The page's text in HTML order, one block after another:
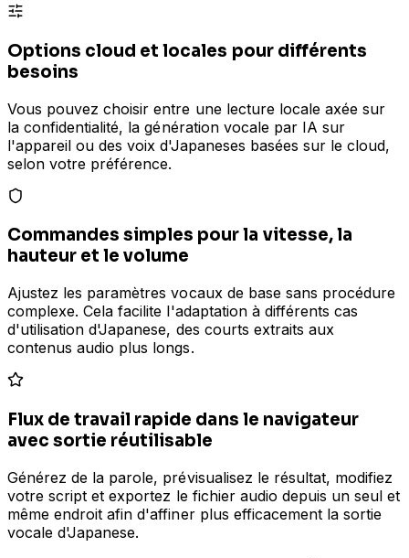
Options cloud et locales pour différents
besoins
Vous pouvez choisir entre une lecture locale axée sur
la confidentialité, la génération vocale par IA sur
l'appareil ou des voix d'Japaneses basées sur le cloud,
selon votre préférence.
Commandes simples pour la vitesse, la
hauteur et le volume
Ajustez les paramètres vocaux de base sans procédure
complexe. Cela facilite l'adaptation à différents cas
d'utilisation d'Japanese, des courts extraits aux
contenus audio plus longs.
Flux de travail rapide dans le navigateur
avec sortie réutilisable
Générez de la parole, prévisualisez le résultat, modifiez
votre script et exportez le fichier audio depuis un seul et
même endroit afin d'affiner plus efficacement la sortie
vocale d'Japanese.